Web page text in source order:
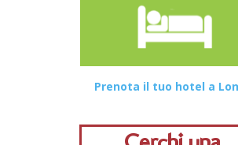
Prenota il tuo hotel a